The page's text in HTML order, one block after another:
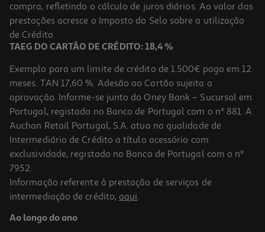
compra, refletindo o cálculo de juros diários. Ao valor das
prestações acresce o Imposto do Selo sobre a utilização
de Crédito.
TAEG DO CARTÃO DE CRÉDITO: 18,4 %
Exemplo para um limite de crédito de 1.500€ pago em 12
meses. TAN 17,60 %. Adesão ao Cartão sujeita a
aprovação. Informe-se junto do Oney Bank – Sucursal em
Portugal, registado no Banco de Portugal com o nº 881. A
Auchan Retail Portugal, S.A. atua na qualidade de
Intermediário de Crédito a título acessório com
exclusividade, registado no Banco de Portugal com o nº
7952.
Informação referente à prestação de serviços de
intermediação de crédito, aqui.
Ao longo do ano